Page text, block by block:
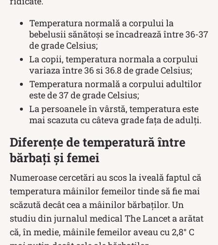
Temperatura normală a corpului la
bebelusii sănătoși se încadrează între 36-37
de grade Celsius;
La copii, temperatura normala a corpului
variaza între 36 si 36.8 de grade Celsius;
Temperatura normală a corpului adultilor
este de 37 de grade Celsius;
La persoanele în vârstă, temperatura este
mai scazuta cu câteva grade fața de adulți.
Diferențe de temperatură între
bărbați și femei
Numeroase cercetări au scos la iveală faptul că
temperatura mâinilor femeilor tinde să fie mai
scăzută decât cea a mâinilor bărbaților. Un
studiu din jurnalul medical The Lancet a arătat
că, în medie, mâinile femeilor aveau cu 2,8° C